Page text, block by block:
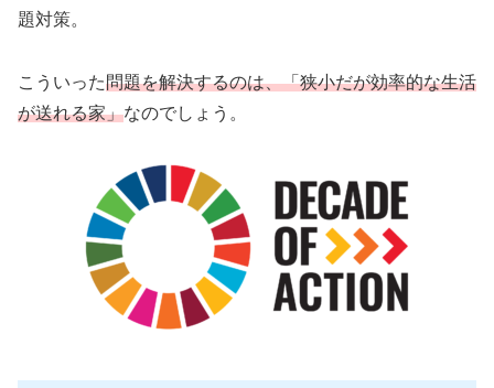
題対策。
こういった問題を解決するのは、「狭小だが効率的な生活
が送れる家」なのでしょう。